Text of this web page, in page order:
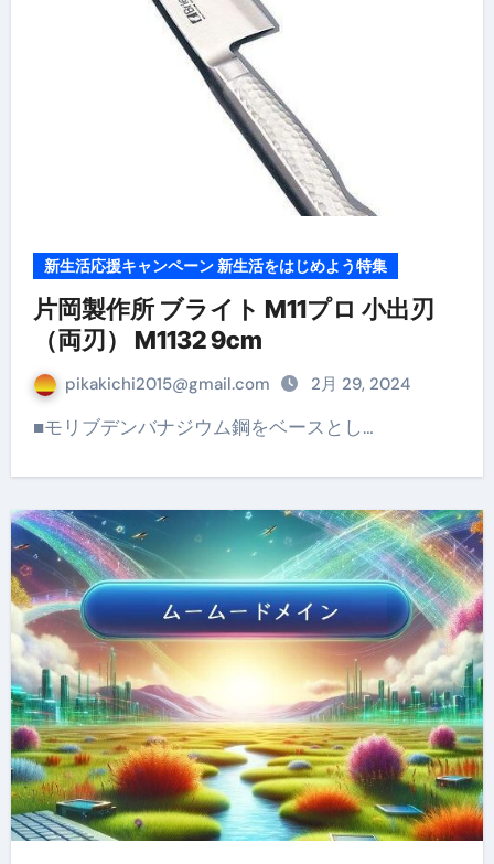
新生活応援キャンペーン 新生活をはじめよう特集
片岡製作所 ブライト M11プロ 小出刃
（両刃） M1132 9cm
pikakichi2015@gmail.com 2月 29, 2024
■モリブデンバナジウム鋼をベースとし…